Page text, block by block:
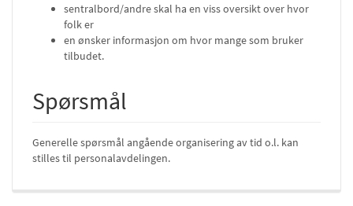
sentralbord/andre skal ha en viss oversikt over hvor
folk er
en ønsker informasjon om hvor mange som bruker
tilbudet.
Spørsmål
Generelle spørsmål angående organisering av tid o.l. kan
stilles til personalavdelingen.